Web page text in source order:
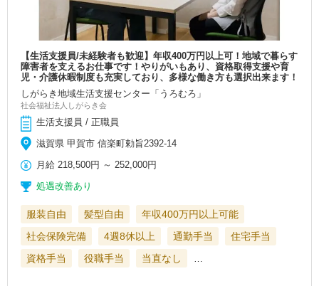
【生活支援員/未経験者も歓迎】年収400万円以上可！地域で暮らす
障害者を支えるお仕事です！やりがいもあり、資格取得支援や育
児・介護休暇制度も充実しており、多様な働き方も選択出来ます！
しがらき地域生活支援センター「うろむろ」
社会福祉法人しがらき会
生活支援員 / 正職員
滋賀県 甲賀市 信楽町勅旨2392-14
月給 218,500円 ～ 252,000円
処遇改善あり
服装自由 髪型自由
年収400万円以上可能
社会保険完備
4週8休以上 通勤手当
住宅手当
資格手当
役職手当 当直なし